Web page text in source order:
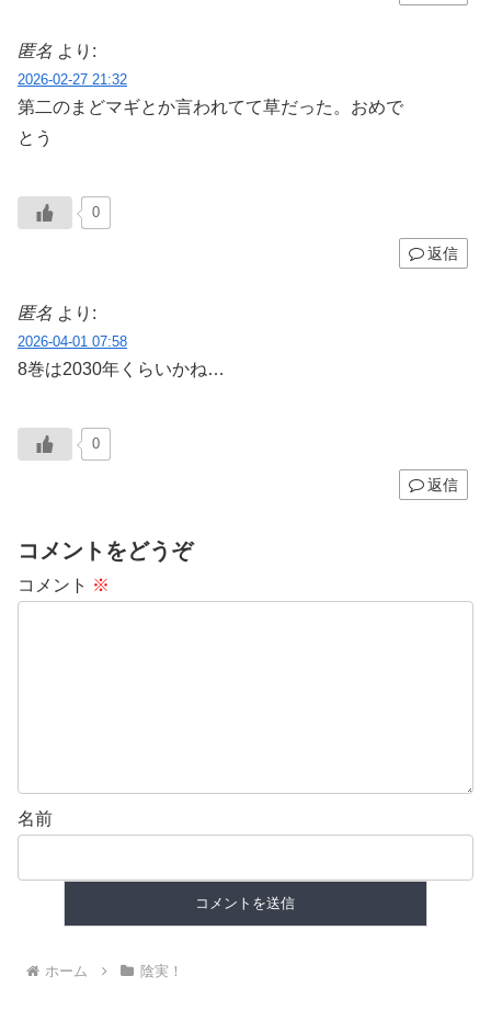
匿名 より:
2026-02-27 21:32
第二のまどマギとか言われてて草だった。おめで
とう
0
返信
匿名 より:
2026-04-01 07:58
8巻は2030年くらいかね…
0
返信
コメントをどうぞ
コメント ※
名前
ホーム 陰実！